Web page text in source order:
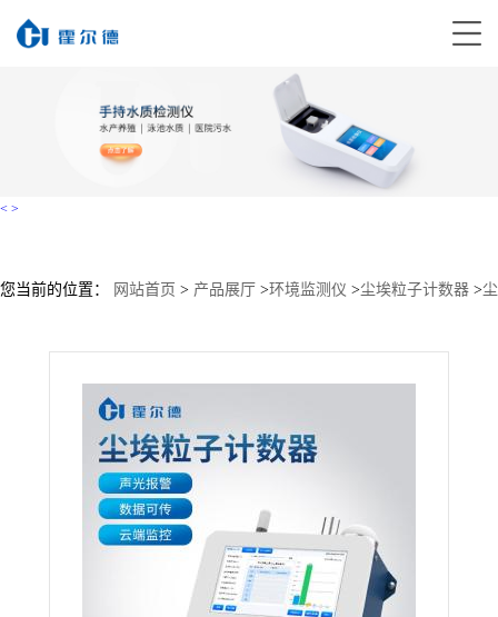
< >
您当前的位置： 网站首页 > 产品展厅 >环境监测仪 >尘埃粒子计数器 >尘